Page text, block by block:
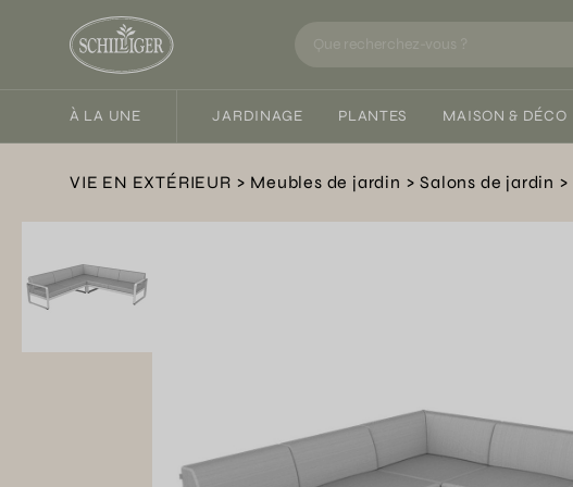
À LA UNE JARDINAGE PLANTES MAISON & DÉCO
VIE EN EXTÉRIEUR Meubles de jardin Salons de jardin